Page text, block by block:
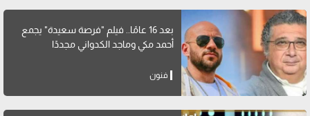
بعد 16 عامًا.. فيلم "فرصة سعيدة" يجمع
أحمد مكي وماجد الكدواني مجددًا
فنون